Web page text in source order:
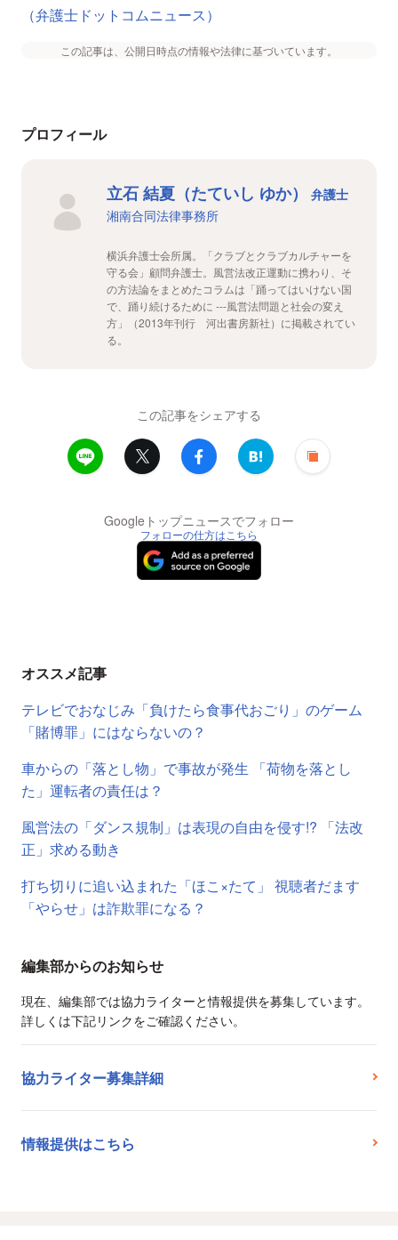
（弁護士ドットコムニュース）
この記事は、公開日時点の情報や法律に基づいています。
プロフィール
立石 結夏（たていし ゆか）
弁護士
湘南合同法律事務所
横浜弁護士会所属。「クラブとクラブカルチャーを
守る会」顧問弁護士。風営法改正運動に携わり、そ
の方法論をまとめたコラムは「踊ってはいけない国
で、踊り続けるために ---風営法問題と社会の変え
方」（2013年刊行 河出書房新社）に掲載されてい
る。
この記事をシェアする
Googleトップニュースでフォロー
フォローの仕方はこちら
オススメ記事
テレビでおなじみ「負けたら食事代おごり」のゲーム
「賭博罪」にはならないの？
車からの「落とし物」で事故が発生 「荷物を落とし
た」運転者の責任は？
風営法の「ダンス規制」は表現の自由を侵す!? 「法改
正」求める動き
打ち切りに追い込まれた「ほこ×たて」 視聴者だます
「やらせ」は詐欺罪になる？
編集部からのお知らせ
現在、編集部では協力ライターと情報提供を募集しています。
詳しくは下記リンクをご確認ください。
協力ライター募集詳細
情報提供はこちら